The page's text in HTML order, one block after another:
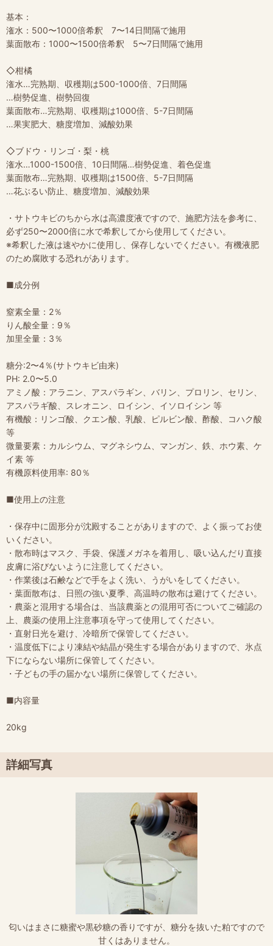
基本：
潅水：500〜1000倍希釈 7〜14日間隔で施用
葉面散布：1000〜1500倍希釈 5〜7日間隔で施用
◇柑橘
潅水…完熟期、収穫期は500-1000倍、7日間隔
…樹勢促進、樹勢回復
葉面散布…完熟期、収穫期は1000倍、5-7日間隔
…果実肥大、糖度増加、減酸効果
◇ブドウ・リンゴ・梨・桃
潅水…1000-1500倍、10日間隔…樹勢促進、着色促進
葉面散布…完熟期、収穫期は1500倍、5-7日間隔
…花ぶるい防止、糖度増加、減酸効果
・サトウキビのちから水は高濃度液ですので、施肥方法を参考に、
必ず250〜2000倍に水で希釈してから使用してください。
※希釈した液は速やかに使用し、保存しないでください。有機液肥
のため腐敗する恐れがあります。
■成分例
窒素全量：2％
りん酸全量：9％
加里全量：3％
糖分:2〜4％(サトウキビ由来)
PH: 2.0〜5.0
アミノ酸：アラニン、アスパラギン、バリン、プロリン、セリン、
アスパラギ酸、スレオニン、ロイシン、イソロイシン 等
有機酸：リンゴ酸、クエン酸、乳酸、ピルビン酸、酢酸、コハク酸
等
微量要素：カルシウム、マグネシウム、マンガン、鉄、ホウ素、ケ
イ素 等
有機原料使用率: 80％
■使用上の注意
・保存中に固形分が沈殿することがありますので、よく振ってお使
いください。
・散布時はマスク、手袋、保護メガネを着用し、吸い込んだり直接
皮膚に浴びないように注意してください。
・作業後は石鹸などで手をよく洗い、うがいをしてください。
・葉面散布は、日照の強い夏季、高温時の散布は避けてください。
・農薬と混用する場合は、当該農薬との混用可否についてご確認の
上、農薬の使用上注意事項を守って使用してください。
・直射日光を避け、冷暗所で保管してください。
・温度低下により凍結や結晶が発生する場合がありますので、氷点
下にならない場所に保管してください。
・子どもの手の届かない場所に保管してください。
■内容量
20kg
詳細写真
匂いはまさに糖蜜や黒砂糖の香りですが、糖分を抜いた粕ですので
甘くはありません。